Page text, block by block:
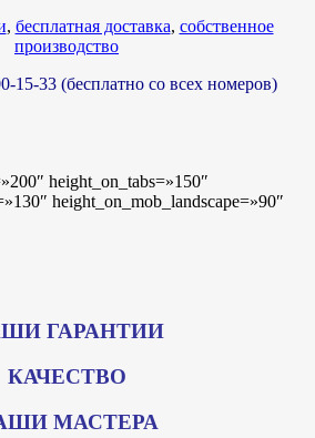
, бесплатная доставка, собственное
производство
15-33 (бесплатно со всех номеров)
height_on_tabs=»150″
height_on_mob_landscape=»90″
ГАРАНТИИ
КАЧЕСТВО
МАСТЕРА